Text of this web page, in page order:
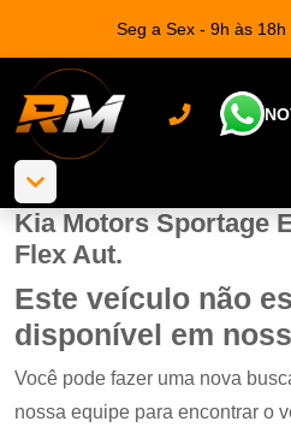
Seg a Sex - 9h às
Kia Motors Sportage
Flex Aut.
Este veículo não
disponível em
Você pode fazer uma nova
nossa equipe para encontrar o